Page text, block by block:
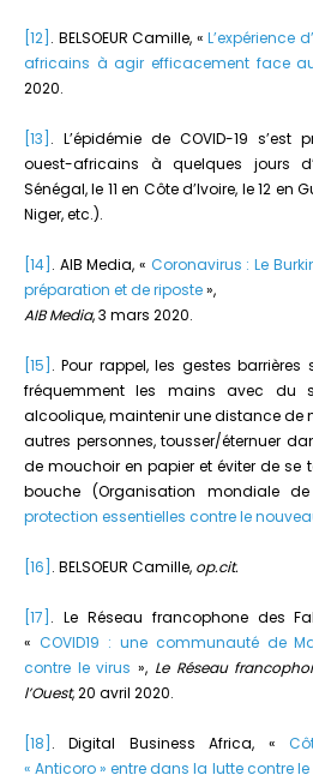
[12] . BELSOEUR Camille, « L’expérience
africains à agir efficacement face
2020.
[13] . L’épidémie de COVID-19
ouest-africains à quelques jours
Sénégal, le 11 en Côte d’Ivoire, le 12 en
Niger, etc.).
[14] . AIB Media, « Coronavirus : Le
préparation et de riposte»,
AIB Media, 3 mars 2020.
[15] . Pour rappel, les gestes
fréquemment les mains avec du
alcoolique, maintenir une distance de
autres personnes, tousser/éternuer
de mouchoir en papier et éviter de se
bouche (Organisation mondiale
protection essentielles contre le
[16] . BELSOEUR Camille, op.cit.
[17] . Le Réseau francophone des
« COVID19 : une communauté de
contre le virus », Le Réseau
l’Ouest, 20 avril 2020.
[18] . Digital Business Africa, «
« Anticoro » entre dans la lutte contre